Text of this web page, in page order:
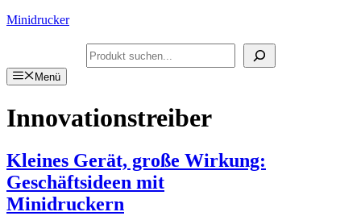
Zum
Minidrucker
Suchen
Menü
Innovationstreiber
Kleines Gerät, große Wirkung:
Geschäftsideen mit
Minidruckern